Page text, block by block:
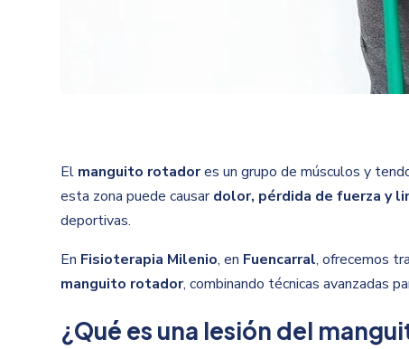
El manguito rotadores un grupo de músculos y
esta zona puede causardolor, pérdida de fuerza y
deportivas.
En Fisioterapia Milenio, en Fuencarral, ofrecemos
manguito rotador, combinando técnicas avanzadas
¿Qué es una lesión del